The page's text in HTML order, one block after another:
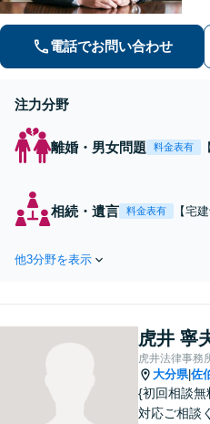
か
（
【事
電話でお問い合わせ
注力分野
離婚・男女問題 料金表有
相続・遺言 料金表有
【宅
携し
土日
他3分野を表示
虎井 寧
虎井法律事務
大分県|佐
{初回相談
対応ご相談